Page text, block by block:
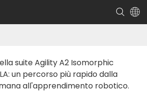
suite Agility A2 Isomorphic
un percorso più rapido dalla
all'apprendimento robotico.